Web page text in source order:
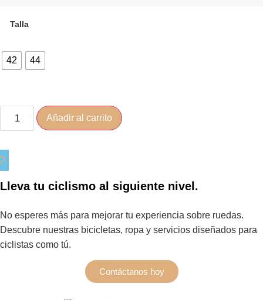
Talla
42 44
Añadir al carrito
Lleva tu ciclismo al siguiente nivel.
No esperes más para mejorar tu experiencia sobre ruedas.
Descubre nuestras bicicletas, ropa y servicios diseñados para
ciclistas como tú.
Contáctanos hoy